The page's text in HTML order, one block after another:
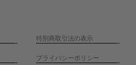
特別商取引法の表示
プライバシーポリシー